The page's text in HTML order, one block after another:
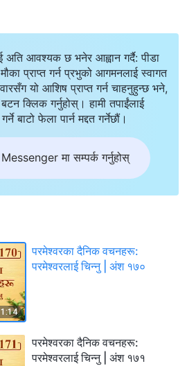
अति आवश्यक छ भनेर आह्वान गर्दै: पीडा
प्राप्त गर्न प्रभुको आगमनलाई स्वागत
यो आशिष प्राप्त गर्न चाहनुहुन्छ भने,
क्लिक गर्नुहोस्। हामी तपाईंलाई
बाटो फेला पार्न मद्दत गर्नेछौं।
Messenger मा सम्पर्क गर्नुहोस्
परमेश्‍वरका दैनिक वचनहरू:
परमेश्‍वरलाई चिन्‍नु | अंश १७०
परमेश्‍वरका दैनिक वचनहरू:
परमेश्‍वरलाई चिन्‍नु | अंश १७१